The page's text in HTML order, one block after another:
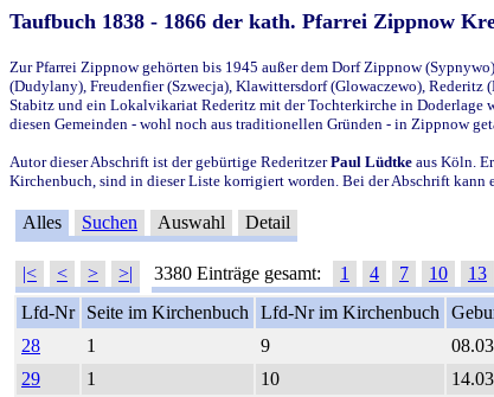
Taufbuch 1838 - 1866 der kath. Pfarrei Zippnow
Zur Pfarrei Zippnow gehörten bis 1945 außer dem Dorf Zippnow
(Dudylany), Freudenfier (Szwecja), Klawittersdorf (Glowaczewo),
Stabitz und ein Lokalvikariat Rederitz mit der Tochterkirche in Doderlage
diesen Gemeinden - wohl noch aus traditionellen Gründen - in Zippnow
Autor dieser Abschrift ist der gebürtige RederitzerPaul Lüdtke aus Köln.
Kirchenbuch, sind in dieser Liste korrigiert worden. Bei der Abschrift kann
Alles Suchen Auswahl Detail
|< < > >| 3380 Einträge gesamt: 1 4 7 10 13
Lfd-Nr
Seite im Kirchenbuch Lfd-Nr im Kirchenbuch
28
1 9
29
1 10